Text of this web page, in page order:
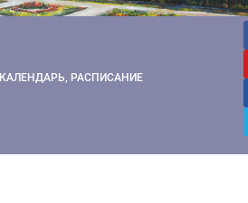
КАЛЕНДАРЬ, РАСПИСАНИЕ